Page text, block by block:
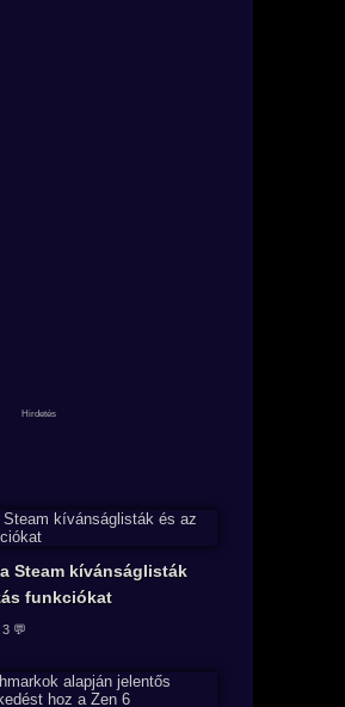
Steam kívánságlisták
funkciókat
💬